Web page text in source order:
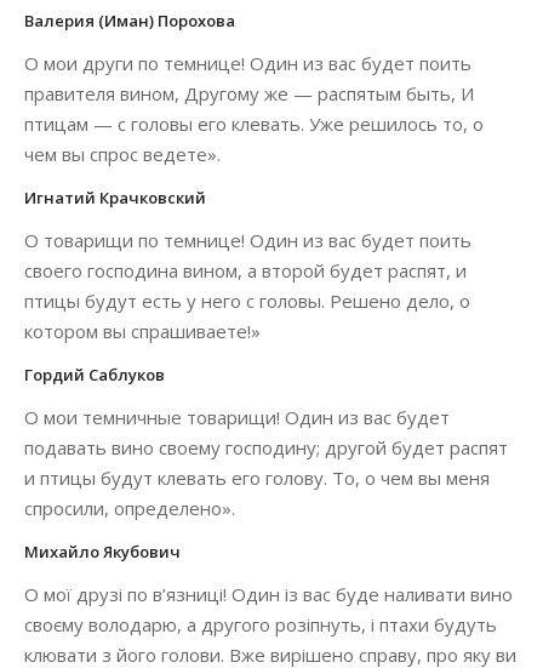
Валерия (Иман) Порохова
О мои други по темнице! Один из вас будет поить
правителя вином, Другому же — распятым быть, И
птицам — с головы его клевать. Уже решилось то, о
чем вы спрос ведете».
Игнатий Крачковский
О товарищи по темнице! Один из вас будет поить
своего господина вином, а второй будет распят, и
птицы будут есть у него с головы. Решено дело, о
котором вы спрашиваете!»
Гордий Саблуков
О мои темничные товарищи! Один из вас будет
подавать вино своему господину; другой будет распят
и птицы будут клевать его голову. То, о чем вы меня
спросили, определено».
Михайло Якубович
О мої друзі по в’язниці! Один із вас буде наливати вино
своєму володарю, а другого розіпнуть, і птахи будуть
клювати з його голови. Вже вирішено справу, про яку ви